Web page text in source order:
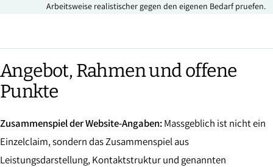
Arbeitsweise realistischer gegen den eigenen Bedarf pruefen.
Angebot, Rahmen und offene
Punkte
Zusammenspiel der Website-Angaben:Massgeblich ist nicht ein
Einzelclaim, sondern das Zusammenspiel aus
Leistungsdarstellung, Kontaktstruktur und genannten